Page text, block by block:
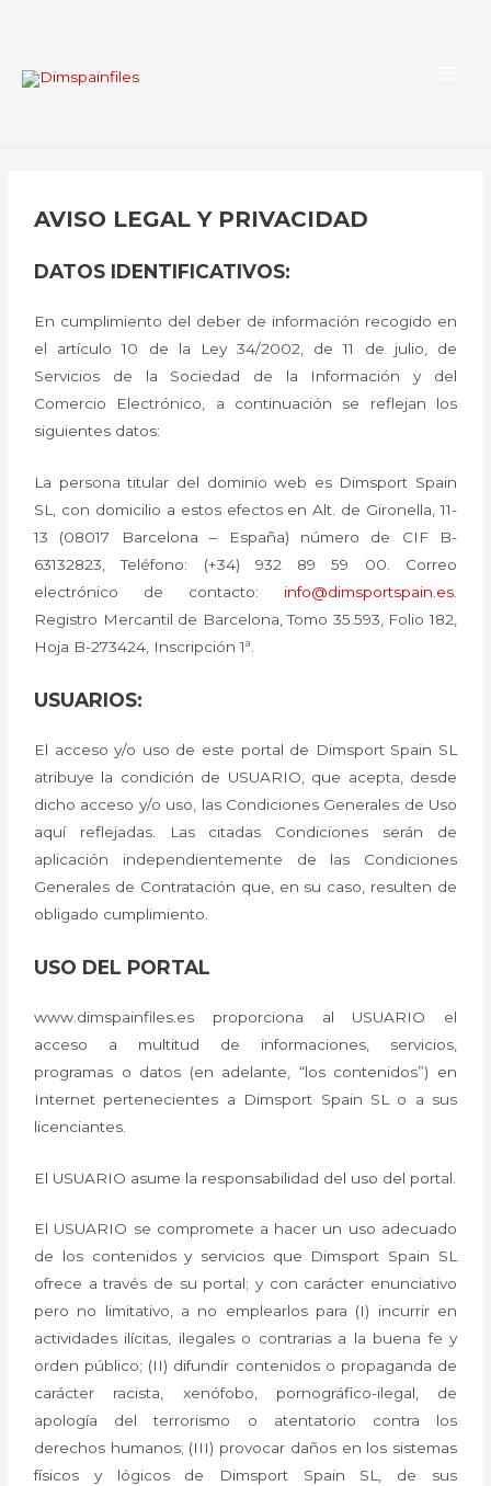
AVISO LEGAL Y PRIVACIDAD
DATOS IDENTIFICATIVOS:
En cumplimiento del deber de información recogido en
el artículo 10 de la Ley 34/2002, de 11 de julio, de
Servicios de la Sociedad de la Información y del
Comercio Electrónico, a continuación se reflejan los
siguientes datos:
La persona titular del dominio web es Dimsport Spain
SL, con domicilio a estos efectos en Alt. de Gironella, 11-
13 (08017 Barcelona – España) número de CIF B-
63132823, Teléfono: (+34) 932 89 59 00. Correo
electrónico de contacto: info@dimsportspain.es.
Registro Mercantil de Barcelona, Tomo 35.593, Folio 182,
Hoja B-273424, Inscripción 1ª.
USUARIOS:
El acceso y/o uso de este portal de Dimsport Spain SL
atribuye la condición de USUARIO, que acepta, desde
dicho acceso y/o uso, las Condiciones Generales de Uso
aquí reflejadas. Las citadas Condiciones serán de
aplicación independientemente de las Condiciones
Generales de Contratación que, en su caso, resulten de
obligado cumplimiento.
USO DEL PORTAL
www.dimspainfiles.es proporciona al USUARIO el
acceso a multitud de informaciones, servicios,
programas o datos (en adelante, “los contenidos”) en
Internet pertenecientes a Dimsport Spain SL o a sus
licenciantes.
El USUARIO asume la responsabilidad del uso del portal.
El USUARIO se compromete a hacer un uso adecuado
de los contenidos y servicios que Dimsport Spain SL
ofrece a través de su portal; y con carácter enunciativo
pero no limitativo, a no emplearlos para (I) incurrir en
actividades ilícitas, ilegales o contrarias a la buena fe y
orden público; (II) difundir contenidos o propaganda de
carácter racista, xenófobo, pornográfico-ilegal, de
apología del terrorismo o atentatorio contra los
derechos humanos; (III) provocar daños en los sistemas
físicos y lógicos de Dimsport Spain SL, de sus